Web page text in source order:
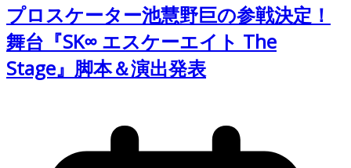
プロスケーター池慧野巨の参戦決定！
舞台『SK∞ エスケーエイト The
Stage』脚本＆演出発表